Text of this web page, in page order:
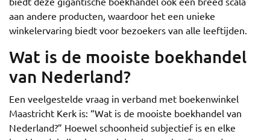
aan andere producten, waardoor het een unieke
winkelervaring biedt voor bezoekers van alle leeftijden.
Wat is de mooiste boekhandel
van Nederland?
Een veelgestelde vraag in verband met boekenwinkel
Maastricht Kerk is: “Wat is de mooiste boekhandel van
Nederland?” Hoewel schoonheid subjectief is en elke